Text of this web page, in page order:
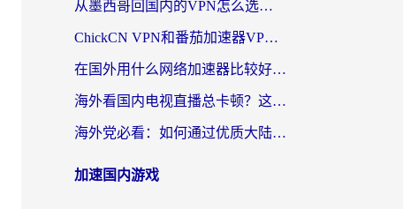
从墨西哥回国内的VPN怎么选？3步教你无缝刷剧、玩国服游戏
ChickCN VPN和番茄加速器VPN对比哪个回国效果更好？海外党亲测后的真实答案
在国外用什么网络加速器比较好？海外党亲测：从痛点到解决方案的全攻略
海外看国内电视直播总卡顿？这篇指南教你选对回国加速器，无缝追剧不发愁
海外党必看：如何通过优质大陆VPN节点无缝访问国内资源？
加速国内游戏